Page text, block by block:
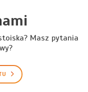
Masz pytania